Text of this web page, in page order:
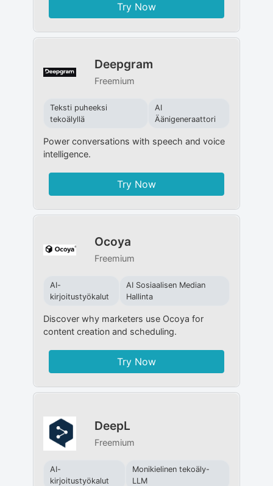
Try Now
Deepgram
Freemium
Teksti puheeksi
tekoälyllä
AI
Äänigeneraattori
Power conversations with speech and voice
intelligence.
Try Now
Ocoya
Freemium
AI-
kirjoitustyökalut
AI Sosiaalisen Median
Hallinta
Discover why marketers use Ocoya for
content creation and scheduling.
Try Now
DeepL
Freemium
AI-
kirjoitustyökalut
Monikielinen tekoäly-
LLM